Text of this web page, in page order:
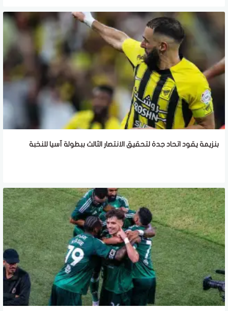
بنزيمة يقود اتحاد جدة لتحقيق الانتصار الثالث ببطولة آسيا للنخبة